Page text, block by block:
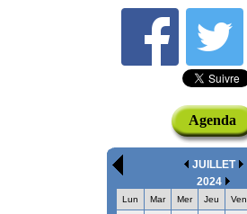
Agenda
JUILLET
2024
Lun Mar Mer Jeu Ven